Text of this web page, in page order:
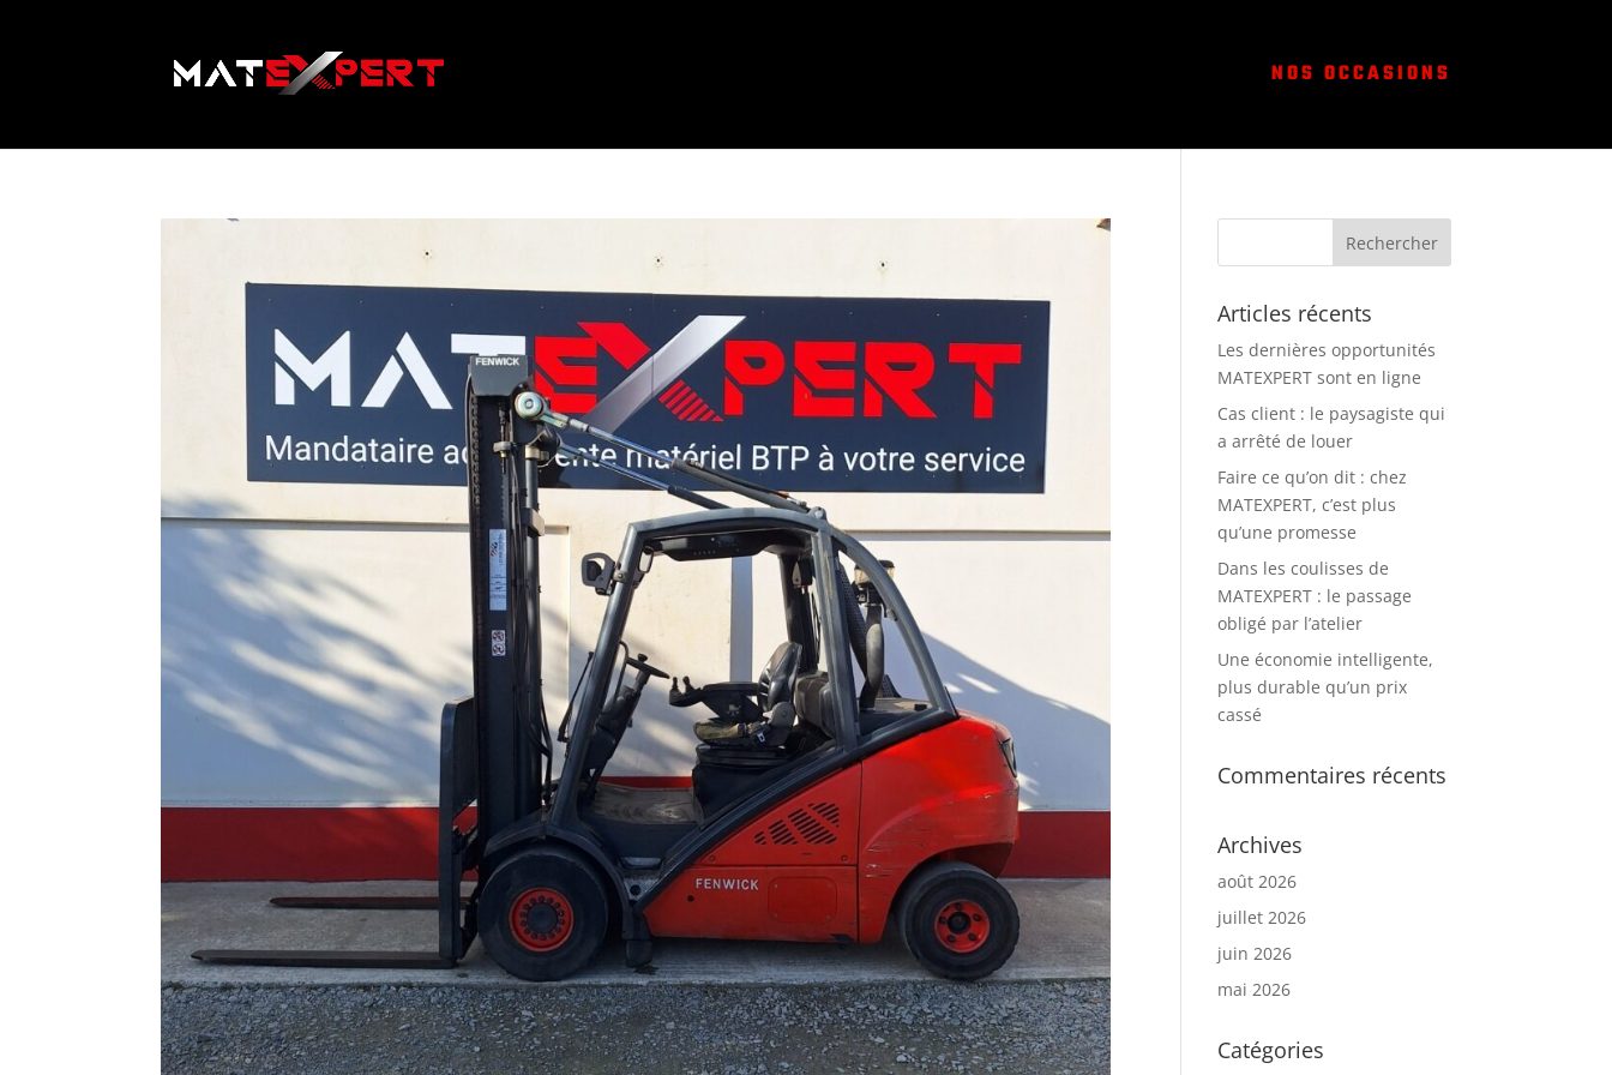
NOS OCCASIONS
Articles récents
Les dernières opportunités
MATEXPERT sont en ligne
Cas client : le paysagiste qui
a arrêté de louer
Faire ce qu’on dit : chez
MATEXPERT, c’est plus
qu’une promesse
Dans les coulisses de
MATEXPERT : le passage
obligé par l’atelier
Une économie intelligente,
plus durable qu’un prix
cassé
Commentaires récents
Archives
août 2026
juillet 2026
juin 2026
mai 2026
Catégories